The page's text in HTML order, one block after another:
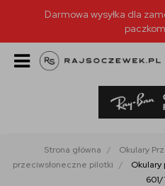
Darmowa wysyłka dla
Strona główna Okulary
przeciwsłoneczne pilotki
Okulary
601/